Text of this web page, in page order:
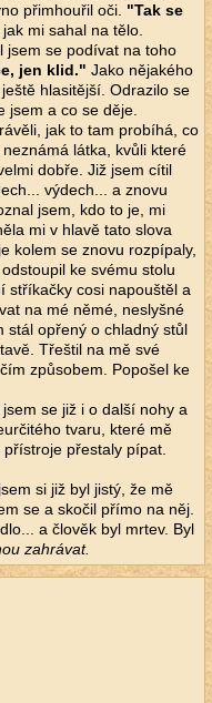
přimhouřil oči. "Tak se
mi sahal na tělo.
jsem se podívat na toho
jen klid." Jako nějakého
hlasitější. Odrazilo se
jsem a co se děje.
jak to tam probíhá, co
látka, kvůli které
dobře. Již jsem cítil
výdech... a znovu
jsem, kdo to je, mi
mi v hlavě tato slova
kolem se znovu rozpípaly,
ke svému stolu
stříkačky cosi napouštěl a
na mé němé, neslyšné
stál opřený o chladný stůl
Třeštil na mě své
způsobem. Popošel ke
se již i o další nohy a
tvaru, které mě
přestaly pípat.
si již byl jistý, že mě
se a skočil přímo na něj.
a člověk byl mrtev. Byl
zahrávat.